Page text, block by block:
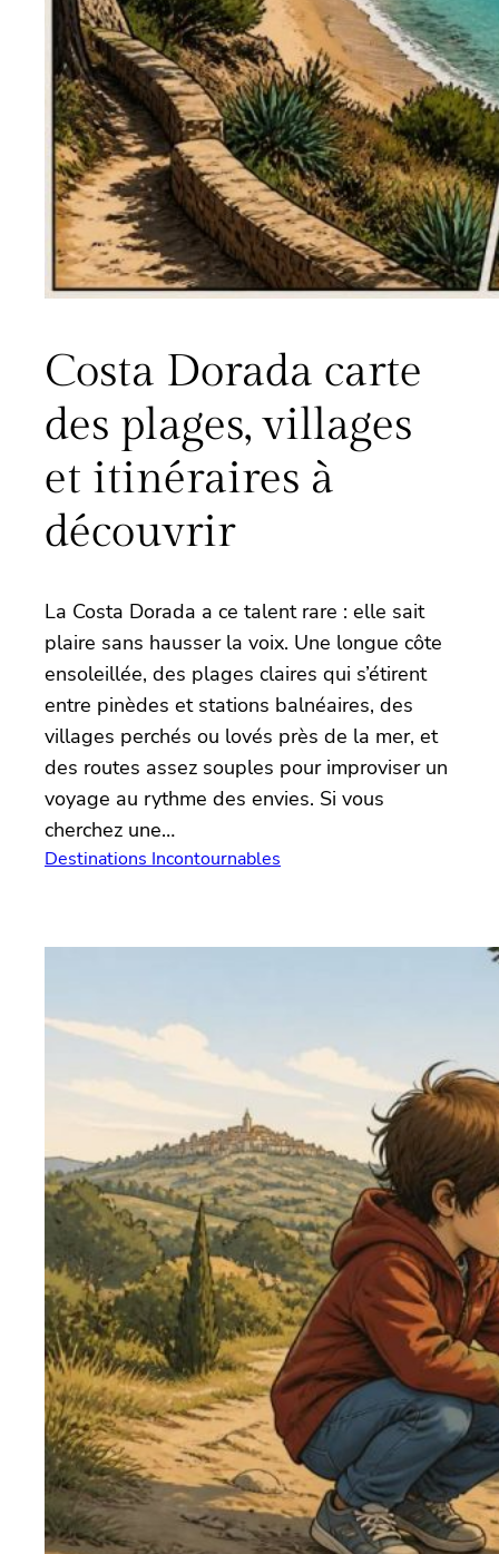
Costa Dorada carte
des plages, villages
et itinéraires à
découvrir
La Costa Dorada a ce talent rare : elle sait
plaire sans hausser la voix. Une longue côte
ensoleillée, des plages claires qui s’étirent
entre pinèdes et stations balnéaires, des
villages perchés ou lovés près de la mer, et
des routes assez souples pour improviser un
voyage au rythme des envies. Si vous
cherchez une…
Destinations Incontournables